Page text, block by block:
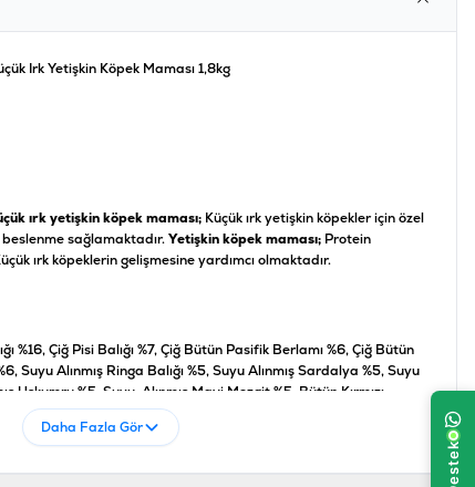
Irk Yetişkin Köpek Maması 1,8kg
ırk yetişkin köpek maması; Küçük ırk yetişkin köpekler için özel
sağlamaktadır.Yetişkin köpek maması;Protein
ırk köpeklerin gelişmesine yardımcı olmaktadır.
%16, Çiğ Pisi Balığı %7, Çiğ Bütün Pasifik Berlamı %6, Çiğ Bütün
Suyu Alınmış Ringa Balığı %5, Suyu Alınmış Sardalya %5, Suyu
Uskumru %5, Suyu, Alınmış Mavi Mezgit %5, Bütün Kırmızı
Bütün Yeşil Mercimek, Mercimek Lifi, Bütün Pinto
Yağı %2, Bütün Etiyopya Fasulyeleri, Yeni Zelanda Çiğ Yeşil
Bütün Armut, Taze Yeşil Kabak, Yucca Bitkisi, Taze Pancar
Daha Fazla Gör